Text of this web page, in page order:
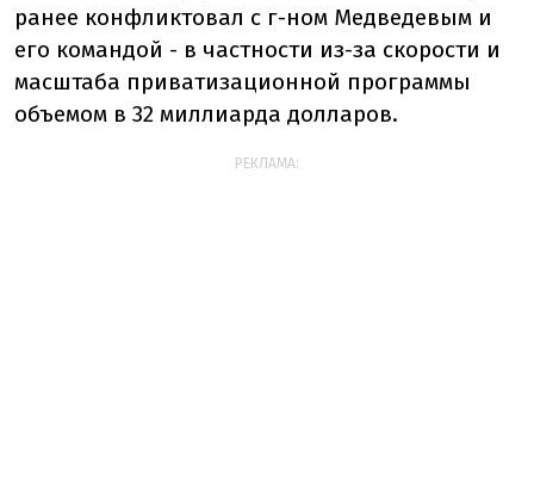
ранее конфликтовал с г-ном Медведевым и
его командой - в частности из-за скорости и
масштаба приватизационной программы
объемом в 32 миллиарда долларов.
РЕКЛАМА: